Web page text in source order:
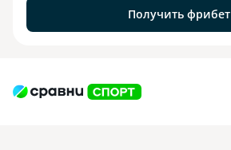
Получить фрибет